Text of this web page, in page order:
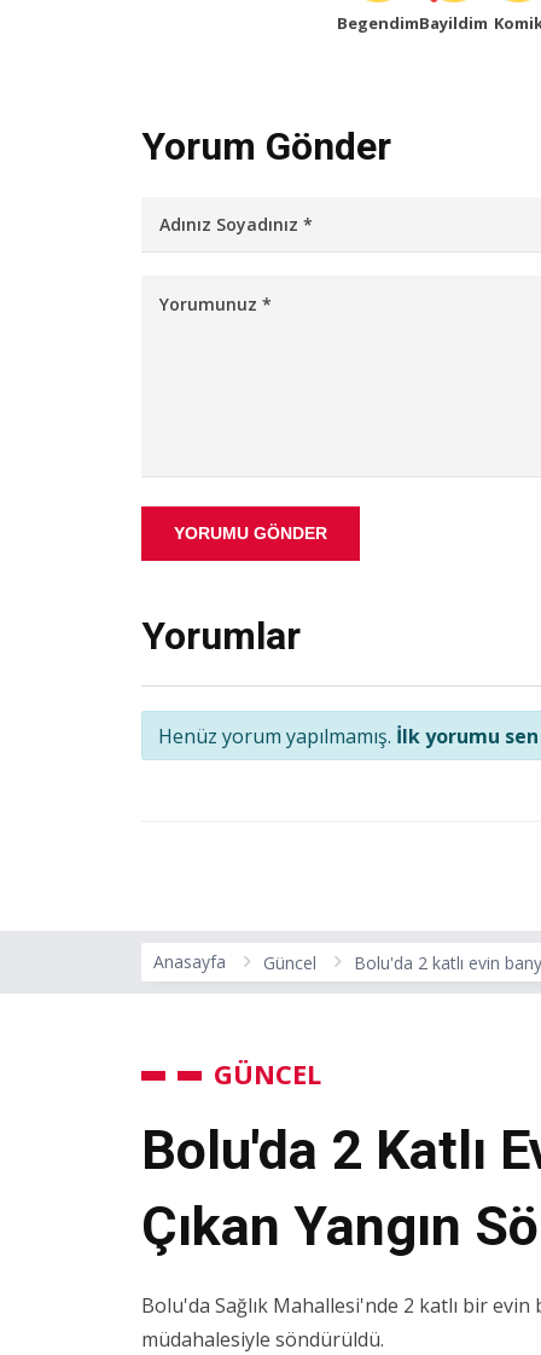
BegendimBayildim
Yorum Gönder
YORUMU GÖNDER
Yorumlar
Henüz yorum yapılmamış. İlk yorumu
Anasayfa Güncel Bolu'da 2 katlı evin
GÜNCEL
Bolu'da 2 Katlı
Çıkan Yangın
Bolu'da Sağlık Mahallesi'nde 2 katlı bir evin
müdahalesiyle söndürüldü.